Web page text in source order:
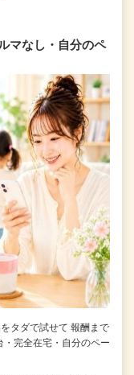
マなし・自分のペ
タダで試せて 報酬まで
・完全在宅・自分のペー